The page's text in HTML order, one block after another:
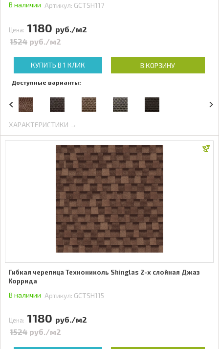
В наличии Артикул: GCTSH117
Цена: 1180 руб./м2
1524 руб./м2
КУПИТЬ В 1 КЛИК В КОРЗИНУ
Доступные варианты:
ХАРАКТЕРИСТИКИ →
Гибкая черепица Технониколь Shinglas 2-х слойная Джаз
Коррида
В наличии Артикул: GCTSH115
Цена: 1180 руб./м2
1524 руб./м2